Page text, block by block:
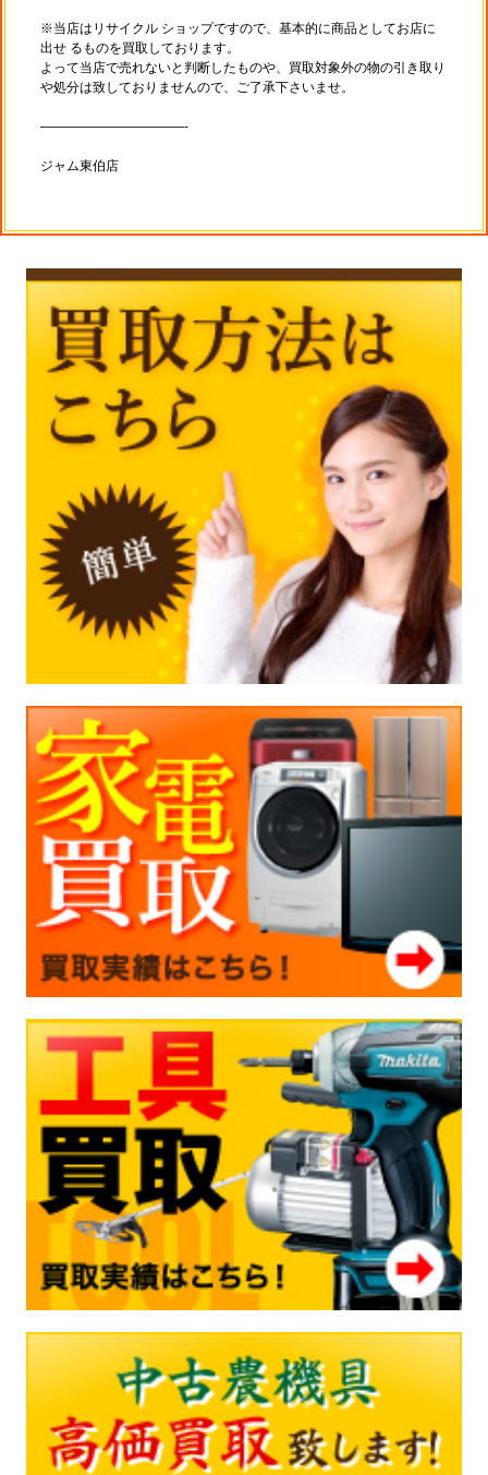
※当店はリサイクル ショップですので、基本的に商品としてお店に
出せ るものを買取しております。
よって当店で売れないと判断したものや、買取対象外の物の引き取り
や処分は致しておりませんので、ご了承下さいませ。
———————————-
ジャム東伯店